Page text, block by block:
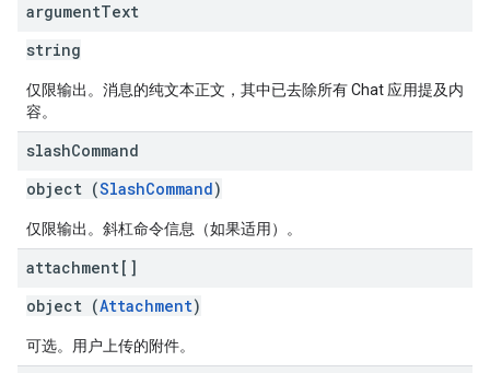
argumentText
string
仅限输出。消息的纯文本正文，其中已去除所有 Chat 应用提及内
容。
slashCommand
object (SlashCommand)
仅限输出。斜杠命令信息（如果适用）。
attachment[]
object (Attachment)
可选。用户上传的附件。